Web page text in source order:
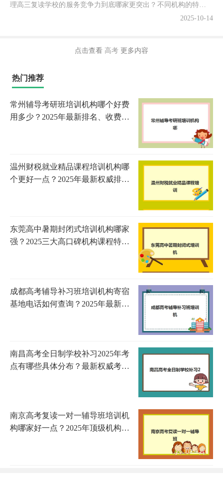
理高三复读学校的服务竞争力到底哪家更突出？不同机构的特色服
务如何精准匹配文理学科差异？今天我结合最新调研数据...2025-10-14
点击查看 高考 更多内容
热门推荐
常州辅导考研班培训机构哪个好费
用多少？2025年最新排名、收费标
温州财税就业精品课程培训机构哪
个更好一点？2025年最新权威排名
东莞高中暑期封闭式培训机构哪家
强？2025三大高口碑机构课程特色
成都高考辅导补习班培训机构寄宿
基地电话如何查询？2025年最新联
南昌高考全日制学校补习2025年考
点有哪些具体分布？最新权威考点
南京高考复读一对一辅导班培训机
构哪家好一点？2025年顶级机构深